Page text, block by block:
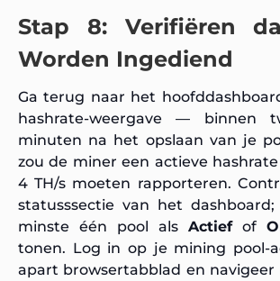
Stap 8: Verifiëren
Worden Ingediend
Ga terug naar het
hashrate-weergave — binnen
minuten na het opslaan van je
zou de miner een actieve
4 TH/s moeten rapporteren.
statusssectie van het
minste één pool als Actiefof
tonen. Log in op je mining pool-
apart browsertabblad en navigeer